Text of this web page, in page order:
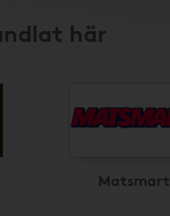
här
Matsmart